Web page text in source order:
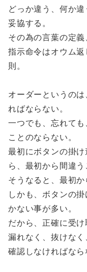
どっか違う、何か
妥協する。
その為の言葉の定義
指示命令はオウム
則。
オーダーというの
ればならない。
一つでも、忘れて
ことのならない。
最初にボタンの掛
ら、最初から間違う
そうなると、最初か
しかも、ボタンの
かない事が多い。
だから、正確に受け
漏れなく、抜けな
確認しなければなら